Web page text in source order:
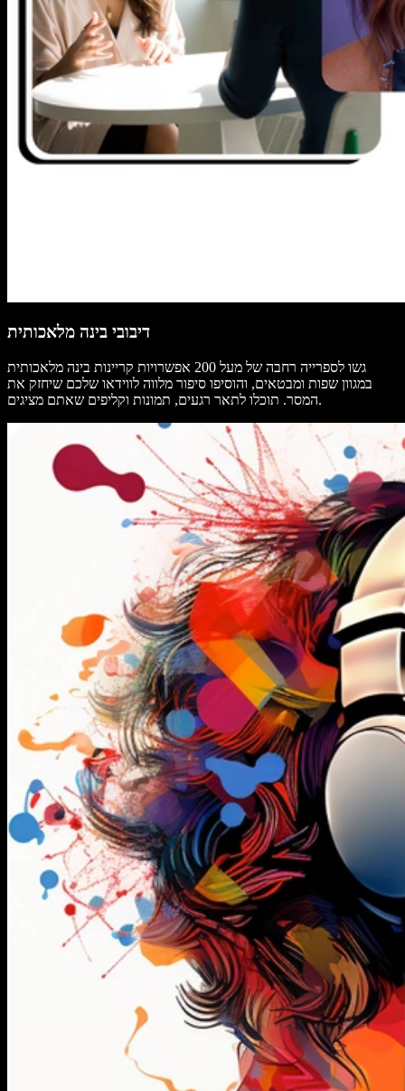
דיבובי בינה מלאכותית
גשו לספרייה רחבה של מעל 200 אפשרויות קריינות בינה מלאכותית
במגוון שפות ומבטאים, והוסיפו סיפור מלווה לווידאו שלכם שיחזק את
המסר. תוכלו לתאר רגעים, תמונות וקליפים שאתם מציגים.